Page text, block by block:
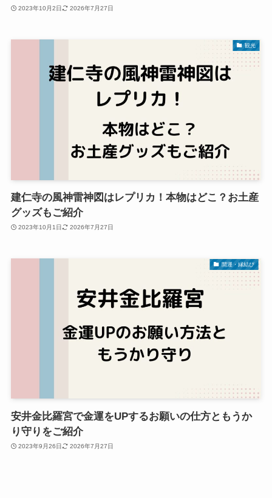
2023年10月2日 2026年7月27日
観光
建仁寺の風神雷神図はレプリカ！本物はどこ？お土産
グッズもご紹介
2023年10月1日 2026年7月27日
開運・縁結び
安井金比羅宮で金運をUPするお願いの仕方ともうか
り守りをご紹介
2023年9月26日 2026年7月27日